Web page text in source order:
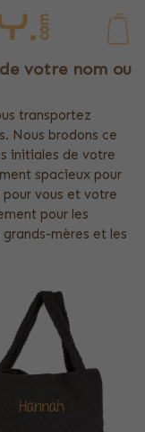
votre nom ou
transportez
Nous brodons ce
initiales de votre
spacieux pour
vous et votre
pour les
grands-mères et les